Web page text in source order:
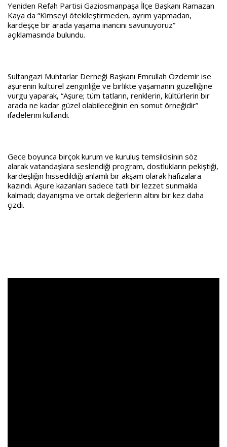
Yeniden Refah Partisi Gaziosmanpaşa İlçe Başkanı Ramazan
Kaya da “Kimseyi ötekileştirmeden, ayrım yapmadan,
kardeşçe bir arada yaşama inancını savunuyoruz”
açıklamasında bulundu.
Sultangazi Muhtarlar Derneği Başkanı Emrullah Özdemir ise
aşurenin kültürel zenginliğe ve birlikte yaşamanın güzelliğine
vurgu yaparak, “Aşure; tüm tatların, renklerin, kültürlerin bir
arada ne kadar güzel olabileceğinin en somut örneğidir”
ifadelerini kullandı.
Gece boyunca birçok kurum ve kuruluş temsilcisinin söz
alarak vatandaşlara seslendiği program, dostlukların pekiştiği,
kardeşliğin hissedildiği anlamlı bir akşam olarak hafızalara
kazındı. Aşure kazanları sadece tatlı bir lezzet sunmakla
kalmadı; dayanışma ve ortak değerlerin altını bir kez daha
çizdi.